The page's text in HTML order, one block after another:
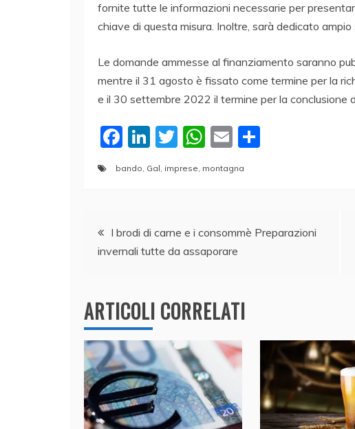
fornite tutte le informazioni necessarie per
chiave di questa misura. Inoltre, sarà dedicato
Le domande ammesse al finanziamento saranno
mentre il 31 agosto è fissato come termine per la
e il 30 settembre 2022 il termine per la conclusione
F
a
b
o
Li
n
dI
n
T
W
A
p
E
ai
vi
di
bando, Gal, imprese, montagna
Navigazione
articoli
I brodi di carne e i consommè Preparazioni
invernali tutte da assaporare
ARTICOLI CORRELATI